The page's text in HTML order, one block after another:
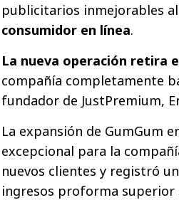
publicitarios inmejorables al
consumidor en línea.
La nueva operación retira
compañía completamente
fundador de JustPremium,
La expansión de GumGum
excepcional para la
nuevos clientes y registró
ingresos proforma superior